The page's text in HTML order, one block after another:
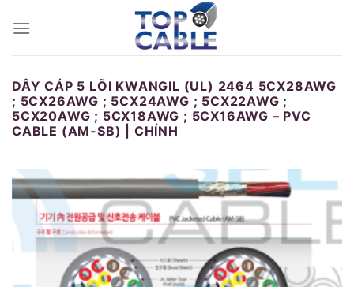
DÂY CÁP 5 LÕI KWANGIL (UL) 2464 5CX28AWG
; 5CX26AWG ; 5CX24AWG ; 5CX22AWG ;
5CX20AWG ; 5CX18AWG ; 5CX16AWG – PVC
CABLE (AM-SB) | CHÍNH